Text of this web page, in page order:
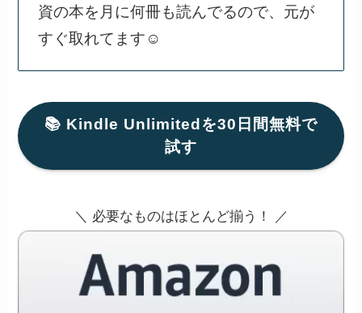
資の本を月に何冊も読んでるので、元が
すぐ取れてます☺️
📚 Kindle Unlimitedを30日間無料で
試す
＼ 必要なものはほとんど揃う！ ／